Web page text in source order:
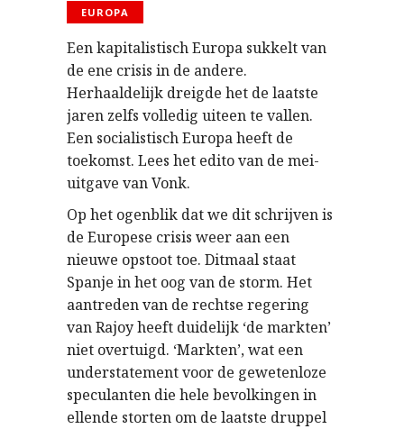
EUROPA
Een kapitalistisch Europa sukkelt van
de ene crisis in de andere.
Herhaaldelijk dreigde het de laatste
jaren zelfs volledig uiteen te vallen.
Een socialistisch Europa heeft de
toekomst. Lees het edito van de mei-
uitgave van Vonk.
Op het ogenblik dat we dit schrijven is
de Europese crisis weer aan een
nieuwe opstoot toe. Ditmaal staat
Spanje in het oog van de storm. Het
aantreden van de rechtse regering
van Rajoy heeft duidelijk ‘de markten’
niet overtuigd. ‘Markten’, wat een
understatement voor de gewetenloze
speculanten die hele bevolkingen in
ellende storten om de laatste druppel